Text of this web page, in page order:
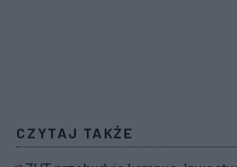
CZYTAJ TAKŻE